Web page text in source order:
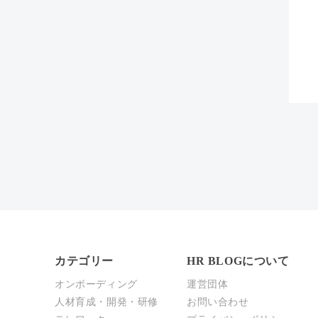
カテゴリー
オンボーディング
人材育成・開発・研修
HR BLOGについて
運営団体
お問い合わせ